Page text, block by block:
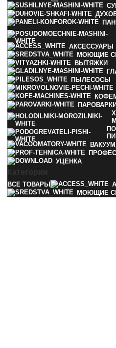
АКСЕССУАРЫ
МОЮЩИЕ
ВЫТЯЖКИ
ПЫЛЕСОСЫ
УЦЕНКА
Категории
ВСЕ ТОВАРЫ
МОЮЩИЕ